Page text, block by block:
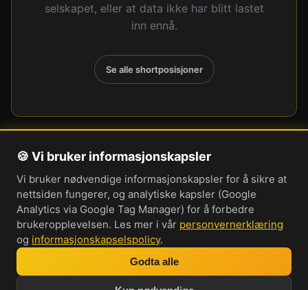
selskapet, eller at data ikke har blitt lastet
inn ennå.
Se alle shortposisjoner
Om oss
Personvernerklæring
Informasjonskapsler
Brukervilkår
Cookie-innstillinger
🍪 Vi bruker informasjonskapsler
Vi bruker nødvendige informasjonskapsler for å sikre at
nettsiden fungerer, og analytiske kapsler (Google
Analytics via Google Tag Manager) for å forbedre
brukeropplevelsen. Les mer i vår personvernerklæring
og informasjonskapselspolicy.
Godta alle